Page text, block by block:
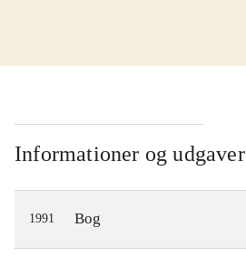
Informationer og udgaver
1991 Bog